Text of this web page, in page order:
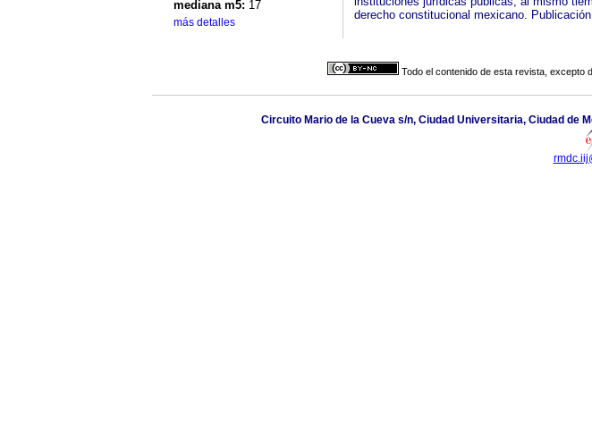
mediana m5: 17
más detalles
derecho constitucional mexicano.
Todo el contenido de esta revista, excepto
Circuito Mario de la Cueva s/n, Ciudad Universitaria, Ciudad de